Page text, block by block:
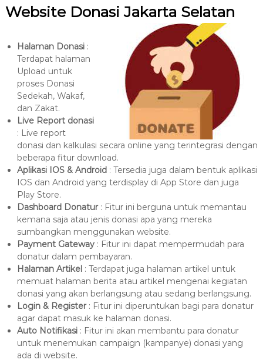
Website Donasi Jakarta Selatan
Halaman Donasi:
Terdapat halaman
Upload untuk
proses Donasi
Sedekah, Wakaf,
dan Zakat.
Live Report donasi
: Live report
donasi dan kalkulasi secara online yang terintegrasi dengan
beberapa fitur download.
Aplikasi IOS & Android: Tersedia juga dalam bentuk aplikasi
IOS dan Android yang terdisplay di App Store dan juga
Play Store.
Dashboard Donatur: Fitur ini berguna untuk memantau
kemana saja atau jenis donasi apa yang mereka
sumbangkan menggunakan website.
Payment Gateway: Fitur ini dapat mempermudah para
donatur dalam pembayaran.
Halaman Artikel: Terdapat juga halaman artikel untuk
memuat halaman berita atau artikel mengenai kegiatan
donasi yang akan berlangsung atau sedang berlangsung.
Login & Register: Fitur ini diperuntukan bagi para donatur
agar dapat masuk ke halaman donasi.
Auto Notifikasi: Fitur ini akan membantu para donatur
untuk menemukan campaign (kampanye) donasi yang
ada di website.